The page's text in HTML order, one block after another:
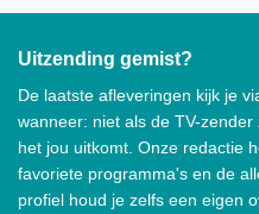
Uitzending gemist?
De laatste afleveringen kijk je
wanneer: niet als de TV-
het jou uitkomt. Onze redactie
favoriete programma's en de
profiel houd je zelfs een eigen